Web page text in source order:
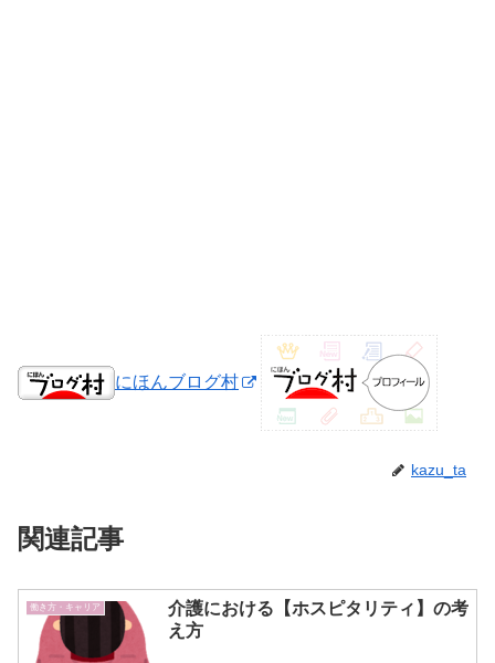
にほんブログ村
kazu_ta
関連記事
働き方・キャリア
介護における【ホスピタリティ】の考
え方